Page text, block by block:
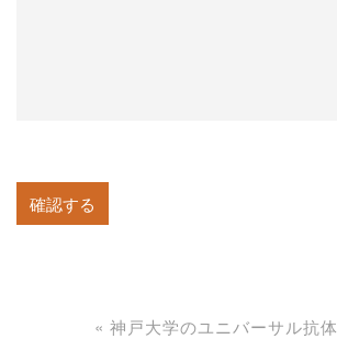
« 神戸大学のユニバーサル抗体